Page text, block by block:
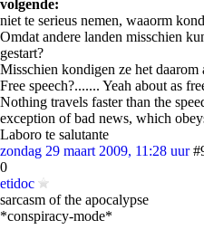
volgende:
niet te serieus nemen, waaorm
Omdat andere landen misschien
gestart?
Misschien kondigen ze het daarom
Free speech?....... Yeah about as
Nothing travels faster than the
exception of bad news, which
Laboro te salutante
zondag 29 maart 2009, 11:28 uur
0
etidoc
sarcasm of the apocalypse
*conspiracy-mode*